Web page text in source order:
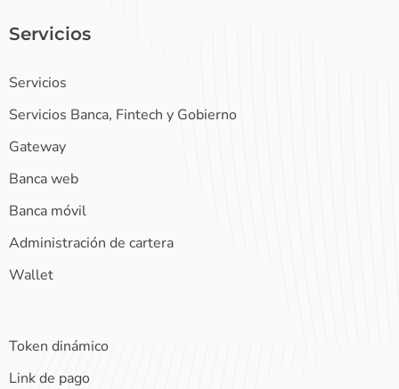
Servicios
Servicios
Servicios Banca, Fintech y Gobierno
Gateway
Banca web
Banca móvil
Administración de cartera
Wallet
Token dinámico
Link de pago